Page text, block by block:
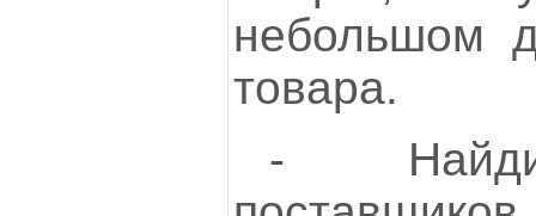
небольшом
товара.
-